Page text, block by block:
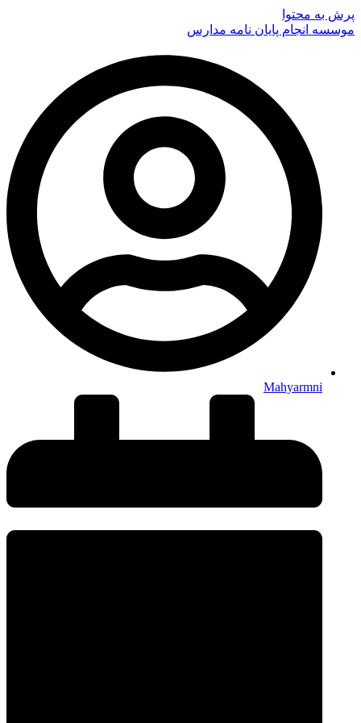
پرش به محتوا
موسسه انجام پایان نامه مدارس
Mahyarmni